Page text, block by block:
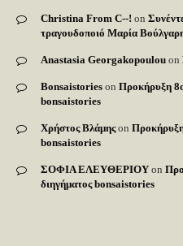
Christina From C--! on
τραγουδοποιό Μαρία
Anastasia Georgakopoulou on
Bonsaistories on Προκήρυξη
bonsaistories
Χρήστος Βλάμηςon
bonsaistories
ΣΟΦΙΑ ΕΛΕΥΘΕΡΙΟΥ on
διηγήματος bonsaistories